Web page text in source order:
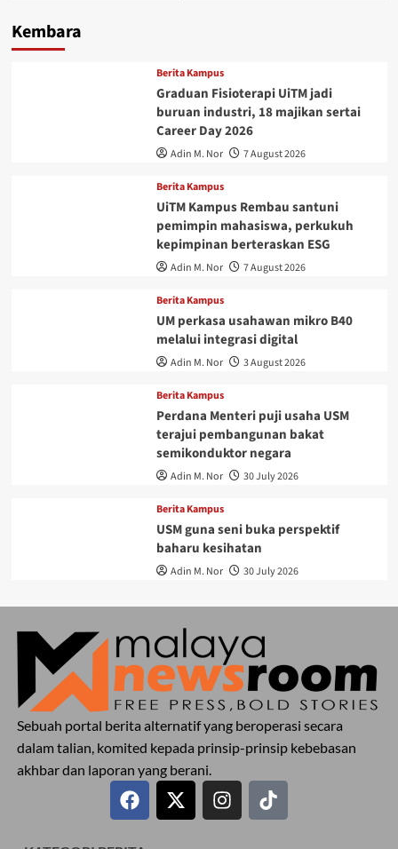
Kembara
Berita Kampus
Graduan Fisioterapi UiTM jadi
buruan industri, 18 majikan sertai
Career Day 2026
Adin M. Nor 7 August 2026
Berita Kampus
UiTM Kampus Rembau santuni
pemimpin mahasiswa, perkukuh
kepimpinan berteraskan ESG
Adin M. Nor 7 August 2026
Berita Kampus
UM perkasa usahawan mikro B40
melalui integrasi digital
Adin M. Nor 3 August 2026
Berita Kampus
Perdana Menteri puji usaha USM
terajui pembangunan bakat
semikonduktor negara
Adin M. Nor 30 July 2026
Berita Kampus
USM guna seni buka perspektif
baharu kesihatan
Adin M. Nor 30 July 2026
Sebuah portal berita alternatif yang beroperasi secara
dalam talian, komited kepada prinsip-prinsip kebebasan
akhbar dan laporan yang berani.